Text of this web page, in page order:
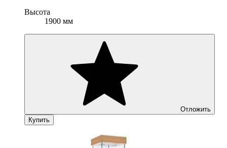
Высота
1900 мм
Отложить
Купить